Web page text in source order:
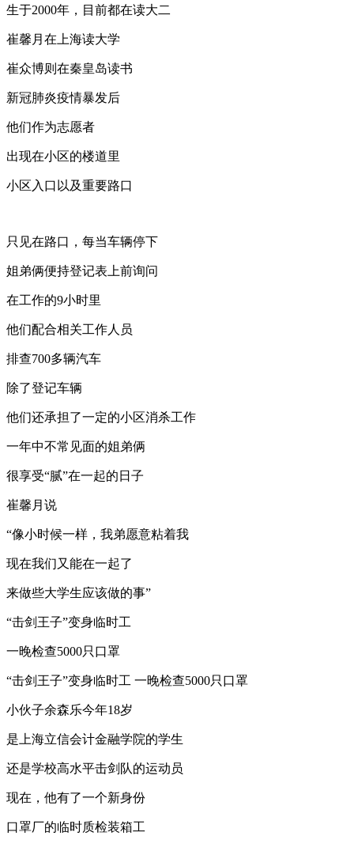
生于2000年，目前都在读大二
崔馨月在上海读大学
崔众博则在秦皇岛读书
新冠肺炎疫情暴发后
他们作为志愿者
出现在小区的楼道里
小区入口以及重要路口
只见在路口，每当车辆停下
姐弟俩便持登记表上前询问
在工作的9小时里
他们配合相关工作人员
排查700多辆汽车
除了登记车辆
他们还承担了一定的小区消杀工作
一年中不常见面的姐弟俩
很享受“腻”在一起的日子
崔馨月说
“像小时候一样，我弟愿意粘着我
现在我们又能在一起了
来做些大学生应该做的事”
“击剑王子”变身临时工
一晚检查5000只口罩
“击剑王子”变身临时工 一晚检查5000只口罩
小伙子余森乐今年18岁
是上海立信会计金融学院的学生
还是学校高水平击剑队的运动员
现在，他有了一个新身份
口罩厂的临时质检装箱工